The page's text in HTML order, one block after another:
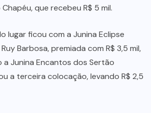
que recebeu R$ 5 mil.
lugar ficou com a Junina Eclipse
Barbosa, premiada com R$ 3,5 mil,
a Junina Encantos dos Sertão
a terceira colocação, levando R$ 2,5